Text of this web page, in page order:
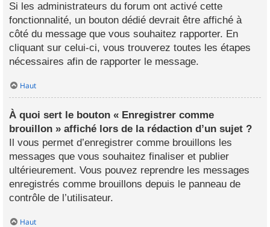
Si les administrateurs du forum ont activé cette
fonctionnalité, un bouton dédié devrait être affiché à
côté du message que vous souhaitez rapporter. En
cliquant sur celui-ci, vous trouverez toutes les étapes
nécessaires afin de rapporter le message.
Haut
À quoi sert le bouton « Enregistrer comme
brouillon » affiché lors de la rédaction d’un sujet ?
Il vous permet d’enregistrer comme brouillons les
messages que vous souhaitez finaliser et publier
ultérieurement. Vous pouvez reprendre les messages
enregistrés comme brouillons depuis le panneau de
contrôle de l’utilisateur.
Haut